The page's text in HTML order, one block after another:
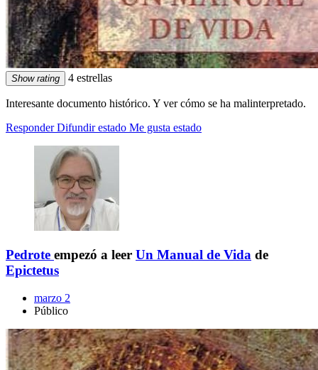
Show rating 4 estrellas
Interesante documento histórico. Y ver cómo se ha malinterpretado.
Responder Difundir estado Me gusta estado
Pedrote empezó a leer Un Manual de Vida de
Epictetus
marzo 2
Público